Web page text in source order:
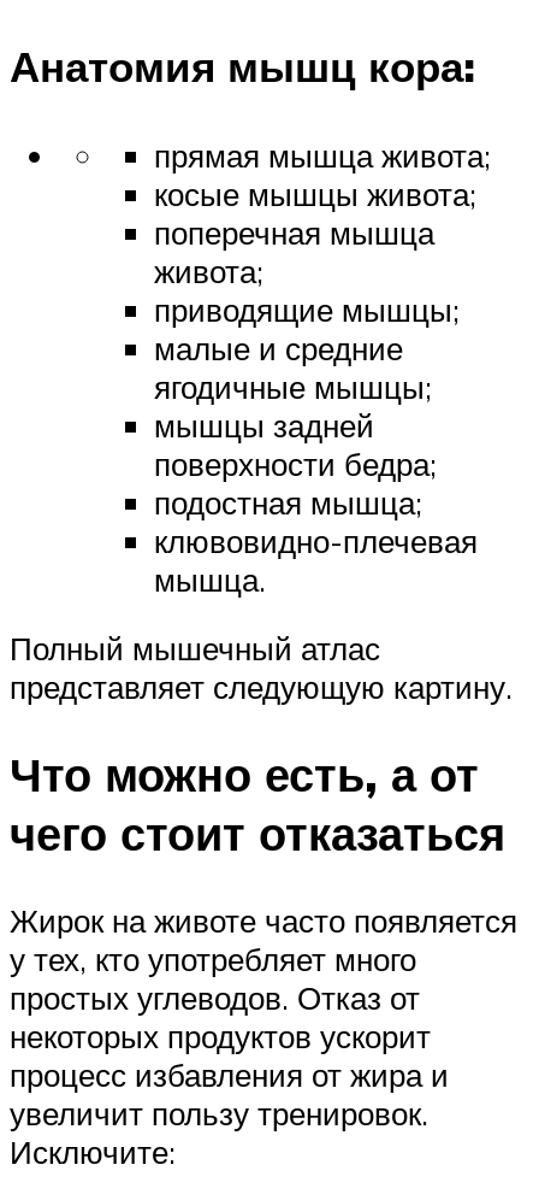
Анатомия мышц кора:
прямая мышца живота;
косые мышцы живота;
поперечная мышца
живота;
приводящие мышцы;
малые и средние
ягодичные мышцы;
мышцы задней
поверхности бедра;
подостная мышца;
клювовидно-плечевая
мышца.
Полный мышечный атлас
представляет следующую картину.
Что можно есть, а от
чего стоит отказаться
Жирок на животе часто появляется
у тех, кто употребляет много
простых углеводов. Отказ от
некоторых продуктов ускорит
процесс избавления от жира и
увеличит пользу тренировок.
Исключите: